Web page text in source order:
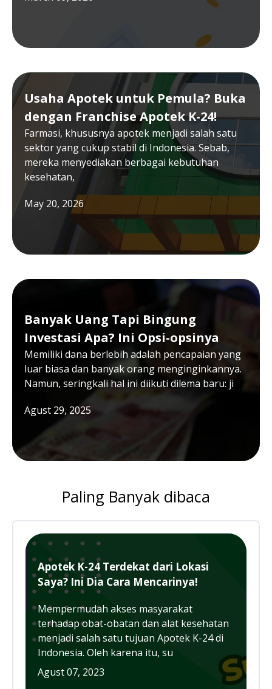
Usaha Apotek untuk Pemula? Buka
dengan Franchise Apotek K-24!
Farmasi, khususnya apotek menjadi salah satu
sektor yang cukup stabil di Indonesia. Sebab,
mereka menyediakan berbagai kebutuhan
kesehatan,
May 20, 2026
Banyak Uang Tapi Bingung
Investasi Apa? Ini Opsi-opsinya
Memiliki dana berlebih adalah pencapaian yang
luar biasa dan banyak orang menginginkannya.
Namun, seringkali hal ini diikuti dilema baru: ji
Agust 29, 2025
Paling Banyak dibaca
Apotek K-24 Terdekat dari Lokasi
Saya? Ini Dia Cara Mencarinya!
Mempermudah akses masyarakat
terhadap obat-obatan dan alat kesehatan
menjadi salah satu tujuan Apotek K-24 di
Indonesia. Oleh karena itu, su
Agust 07, 2023